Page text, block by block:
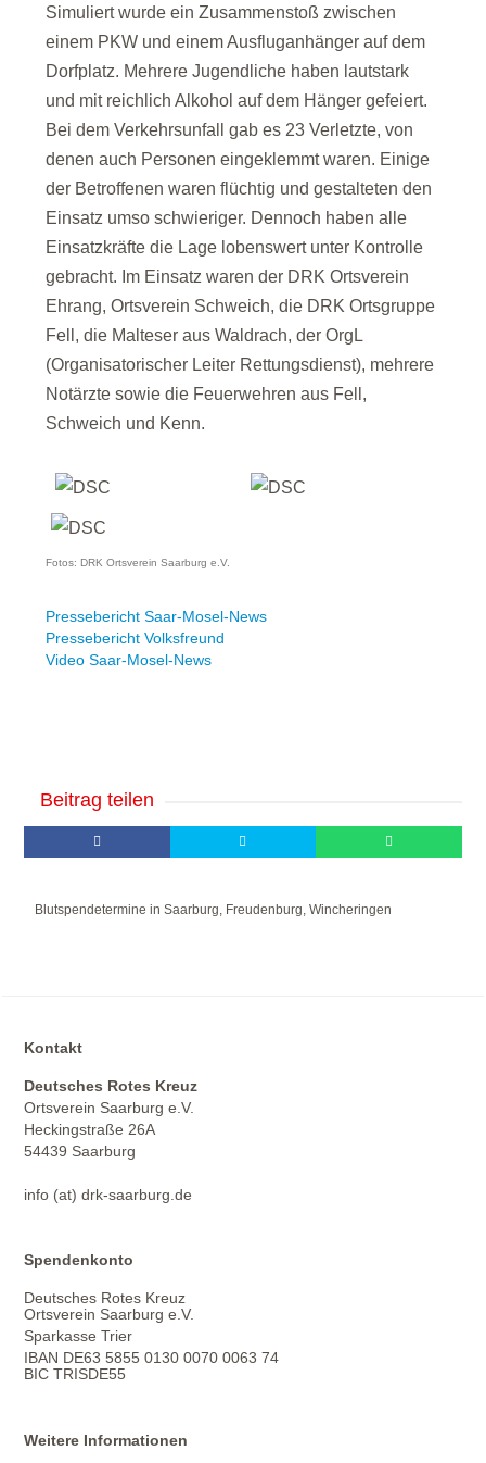
Simuliert wurde ein Zusammenstoß zwischen
einem PKW und einem Ausfluganhänger auf dem
Dorfplatz. Mehrere Jugendliche haben lautstark
und mit reichlich Alkohol auf dem Hänger gefeiert.
Bei dem Verkehrsunfall gab es 23 Verletzte, von
denen auch Personen eingeklemmt waren. Einige
der Betroffenen waren flüchtig und gestalteten den
Einsatz umso schwieriger. Dennoch haben alle
Einsatzkräfte die Lage lobenswert unter Kontrolle
gebracht. Im Einsatz waren der DRK Ortsverein
Ehrang, Ortsverein Schweich, die DRK Ortsgruppe
Fell, die Malteser aus Waldrach, der OrgL
(Organisatorischer Leiter Rettungsdienst), mehrere
Notärzte sowie die Feuerwehren aus Fell,
Schweich und Kenn.
Fotos: DRK Ortsverein Saarburg e.V.
Pressebericht Saar-Mosel-News
Pressebericht Volksfreund
Video Saar-Mosel-News
Beitrag teilen
Blutspendetermine in Saarburg, Freudenburg, Wincheringen
Kontakt
Deutsches Rotes Kreuz
Ortsverein Saarburg e.V.
Heckingstraße 26A
54439 Saarburg
info (at) drk-saarburg.de
Spendenkonto
Deutsches Rotes Kreuz
Ortsverein Saarburg e.V.
Sparkasse Trier
IBAN DE63 5855 0130 0070 0063 74
BIC TRISDE55
Weitere Informationen